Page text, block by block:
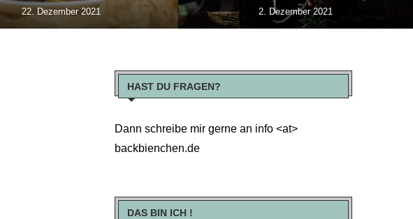
22. Dezember 2021 2. Dezember 2021
HAST DU FRAGEN?
Dann schreibe mir gerne an info <at>
backbienchen.de
DAS BIN ICH !